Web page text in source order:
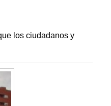
los ciudadanos y